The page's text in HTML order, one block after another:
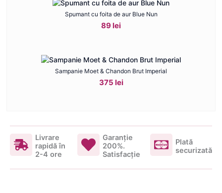
Spumant cu foita de aur Blue Nun
89 lei
Sampanie Moet & Chandon Brut Imperial
375 lei
Livrare
rapidă în
2-4 ore
Garanţie
200%.
Satisfacţie
Plată
securizată